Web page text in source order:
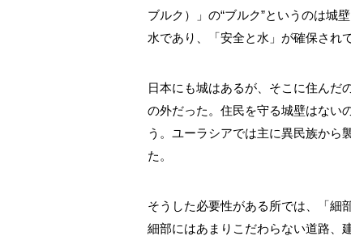
ブルク）」の“ブルク”というのは城
水であり、「安全と水」が確保され
日本にも城はあるが、そこに住んだ
の外だった。住民を守る城壁はない
う。ユーラシアでは主に異民族から
た。
そうした必要性がある所では、「細
細部にはあまりこだわらない道路、